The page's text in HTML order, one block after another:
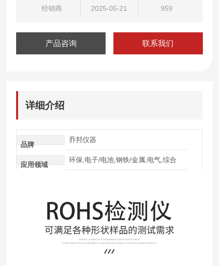
赁，免费提供相应的技术支持和满意的服务，如有意向和
经销商
2025-05-21
959
产品咨询 联系我们
详细介绍
品牌
乔邦仪器
应用领域
环保,电子/电池,钢铁/金属,电气,综合